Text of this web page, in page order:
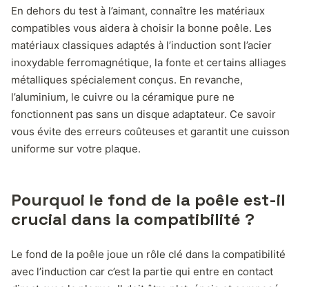
En dehors du test à l’aimant, connaître les matériaux
compatibles vous aidera à choisir la bonne poêle. Les
matériaux classiques adaptés à l’induction sont l’acier
inoxydable ferromagnétique, la fonte et certains alliages
métalliques spécialement conçus. En revanche,
l’aluminium, le cuivre ou la céramique pure ne
fonctionnent pas sans un disque adaptateur. Ce savoir
vous évite des erreurs coûteuses et garantit une cuisson
uniforme sur votre plaque.
Pourquoi le fond de la poêle est-il
crucial dans la compatibilité ?
Le fond de la poêle joue un rôle clé dans la compatibilité
avec l’induction car c’est la partie qui entre en contact